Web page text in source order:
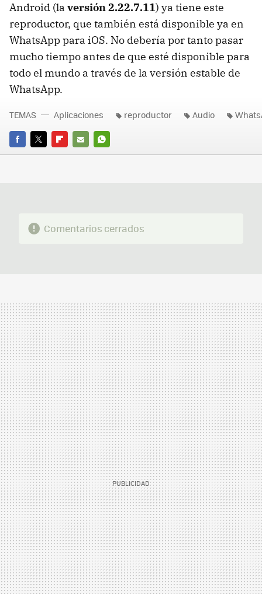
Android (la versión 2.22.7.11) ya tiene este
reproductor, que también está disponible ya en
WhatsApp para iOS. No debería por tanto pasar
mucho tiempo antes de que esté disponible para
todo el mundo a través de la versión estable de
WhatsApp.
FACEBOOK
TWITTERFLIPBOARD
E-
WHATSAPP
TEMAS Aplicaciones reproductor Audio
Comentarios cerrados